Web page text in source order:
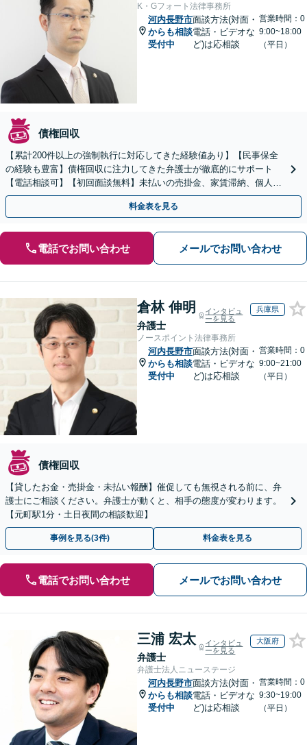
K・Gフォート法律事務所
河内長野市
からも相談
受付中
面談方法(対面・
電話・ビデオな
ど)は応相談
営業時間：0
9:00~18:00
（平日）
債権回収
【累計200件以上の強制執行に対応してきた経験値あり】【民事保全
の経験も豊富】債権回収に注力してきた弁護士が徹底的にサポート
【電話相談可】【初回面談無料】未払いの売掛金、家賃滞納、個人間
のお金の貸し借りなど【関西エリア対応】
料金表を見る
電話でお問い合わせ メールでお問い合わせ
倉林 伸明
弁護士
インタビュ
ーを見る
兵庫県
ノースポイント法律事務所
河内長野市
からも相談
受付中
面談方法(対面・
電話・ビデオな
ど)は応相談
営業時間：0
9:00~21:00
（平日）
債権回収
【貸したお金・売掛金・未払い報酬】催促しても無視される前に、弁
護士にご相談ください。弁護士が動くと、相手の態度が変わります。
【元町駅1分・土日夜間の相談歓迎】
事例を見る(3件) 料金表を見る
電話でお問い合わせ メールでお問い合わせ
三浦 宏太
弁護士
インタビュ
ーを見る
大阪府
弁護士法人ニューステージ
河内長野市
からも相談
受付中
面談方法(対面・
電話・ビデオな
ど)は応相談
営業時間：0
9:30~19:00
（平日）